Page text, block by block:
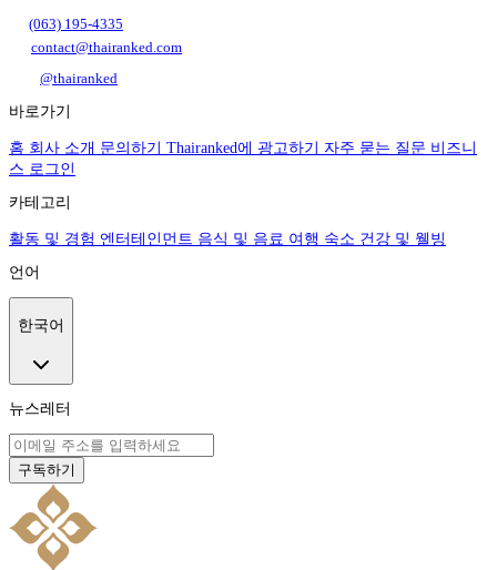
(063) 195-4335
contact@thairanked.com
@thairanked
바로가기
홈 회사 소개 문의하기 Thairanked에 광고하기 자주 묻는 질문 비즈니
스 로그인
카테고리
활동 및 경험 엔터테인먼트 음식 및 음료 여행 숙소 건강 및 웰빙
언어
한국어
뉴스레터
구독하기